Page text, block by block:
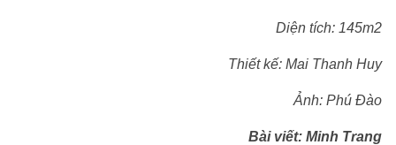
Diện tích: 145m2
Thiết kế: Mai Thanh Huy
Ảnh: Phú Đào
Bài viết: Minh Trang